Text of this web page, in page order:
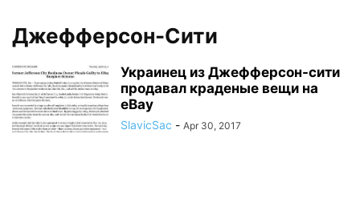
Джефферсон-Сити
Украинец из Джефферсон-сити
продавал краденые вещи на
eBay
SlavicSac - Apr 30, 2017